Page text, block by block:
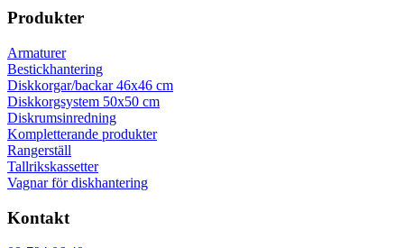
Produkter
Armaturer
Bestickhantering
Diskkorgar/backar 46x46 cm
Diskkorgsystem 50x50 cm
Diskrumsinredning
Kompletterande produkter
Rangerställ
Tallrikskassetter
Vagnar för diskhantering
Kontakt